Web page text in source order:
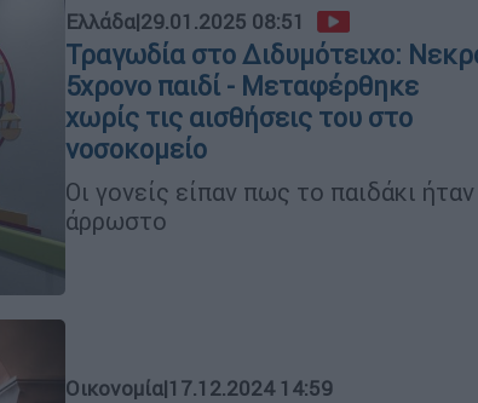
Ελλάδα|29.01.2025 08:51
Τραγωδία στο Διδυμότειχο:
5χρονο παιδί - Μεταφέρθηκε
χωρίς τις αισθήσεις του στο
νοσοκομείο
Οι γονείς είπαν πως το παιδάκι ήταν
άρρωστο
Οικονομία|17.12.2024 14:59